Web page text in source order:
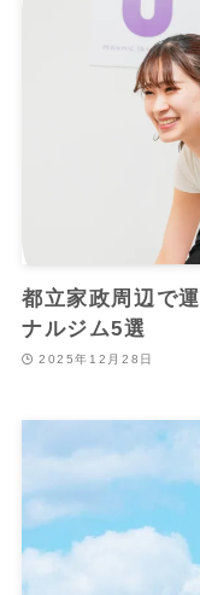
都立家政周辺で
ナルジム5選
2025年12月28日